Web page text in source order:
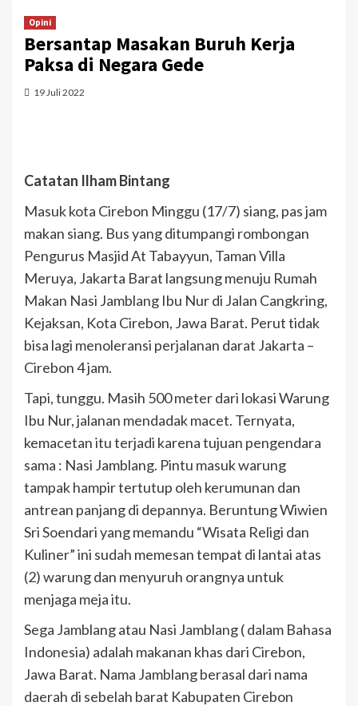
Opini
Bersantap Masakan Buruh Kerja
Paksa di Negara Gede
19 Juli 2022
Catatan Ilham Bintang
Masuk kota Cirebon Minggu (17/7) siang, pas jam
makan siang. Bus yang ditumpangi rombongan
Pengurus Masjid At Tabayyun, Taman Villa
Meruya, Jakarta Barat langsung menuju Rumah
Makan Nasi Jamblang Ibu Nur di Jalan Cangkring,
Kejaksan, Kota Cirebon, Jawa Barat. Perut tidak
bisa lagi menoleransi perjalanan darat Jakarta –
Cirebon 4 jam.
Tapi, tunggu. Masih 500 meter dari lokasi Warung
Ibu Nur, jalanan mendadak macet. Ternyata,
kemacetan itu terjadi karena tujuan pengendara
sama : Nasi Jamblang. Pintu masuk warung
tampak hampir tertutup oleh kerumunan dan
antrean panjang di depannya. Beruntung Wiwien
Sri Soendari yang memandu “Wisata Religi dan
Kuliner” ini sudah memesan tempat di lantai atas
(2) warung dan menyuruh orangnya untuk
menjaga meja itu.
Sega Jamblang atau Nasi Jamblang ( dalam Bahasa
Indonesia) adalah makanan khas dari Cirebon,
Jawa Barat. Nama Jamblang berasal dari nama
daerah di sebelah barat Kabupaten Cirebon